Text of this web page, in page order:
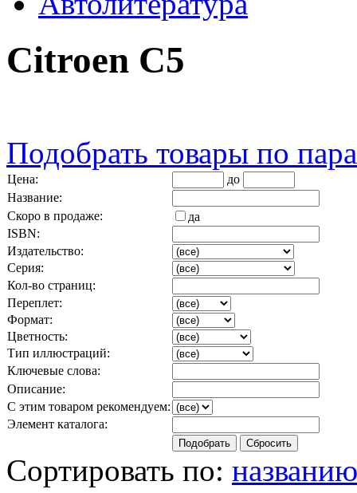
Citroen C5
Подобрать товары по
Цена:
до
Название:
Скоро в продаже:
да
ISBN:
Издательство:
Серия:
Кол-во страниц:
Переплет:
Формат:
Цветность:
Тип иллюстраций:
Ключевые слова:
Описание:
С этим товаром рекомендуем:
Элемент каталога:
Сортировать по: названию